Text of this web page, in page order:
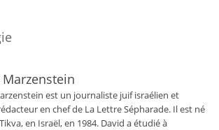
est un journaliste juif israélien et
en chef de La Lettre Sépharade. Il est né
en Israël, en 1984. David a étudié à